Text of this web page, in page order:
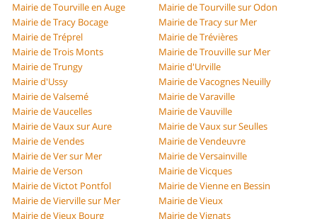
Mairie de Tourville en Auge
Mairie de Tourville sur Odon
Mairie de Tracy Bocage
Mairie de Tracy sur Mer
Mairie de Tréprel
Mairie de Trévières
Mairie de Trois Monts
Mairie de Trouville sur Mer
Mairie de Trungy
Mairie d'Urville
Mairie d'Ussy
Mairie de Vacognes Neuilly
Mairie de Valsemé
Mairie de Varaville
Mairie de Vaucelles
Mairie de Vauville
Mairie de Vaux sur Aure
Mairie de Vaux sur Seulles
Mairie de Vendes
Mairie de Vendeuvre
Mairie de Ver sur Mer
Mairie de Versainville
Mairie de Verson
Mairie de Vicques
Mairie de Victot Pontfol
Mairie de Vienne en Bessin
Mairie de Vierville sur Mer
Mairie de Vieux
Mairie de Vieux Bourg
Mairie de Vignats